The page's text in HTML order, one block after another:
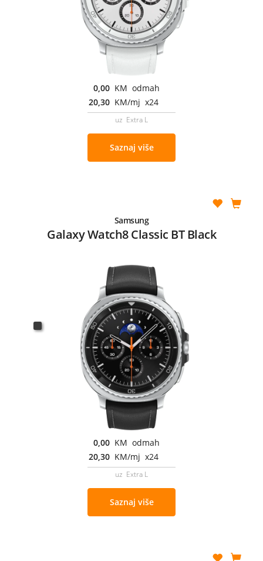
0,00 KM odmah
20,30 KM/mj x24
uz Extra L
Saznaj više
Samsung
Galaxy Watch8 Classic BT Black
0,00 KM odmah
20,30 KM/mj x24
uz Extra L
Saznaj više